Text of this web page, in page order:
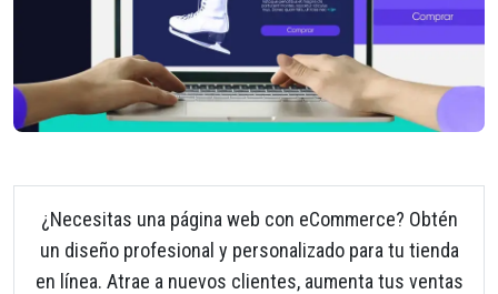
¿Necesitas una página web con eCommerce? Obtén
un diseño profesional y personalizado para tu tienda
en línea. Atrae a nuevos clientes, aumenta tus ventas